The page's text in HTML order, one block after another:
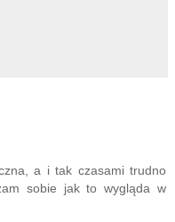
a i tak czasami trudno
sobie jak to wygląda w